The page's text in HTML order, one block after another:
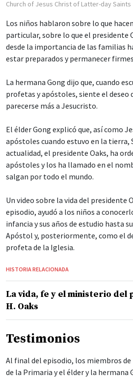
Church of Jesus Christ of Latter-day Saints
Los niños hablaron sobre lo que
particular, sobre lo que el presidente
desde la importancia de las familias
estar preparados y permanecer
La hermana Gong dijo que, cuando
profetas y apóstoles, siente el deseo
parecerse más a Jesucristo.
El élder Gong explicó que, así como
apóstoles cuando estuvo en la tierra,
actualidad, el presidente Oaks, ha
apóstoles y los ha llamado en el
salgan por todo el mundo.
Un video sobre la vida del presidente
episodio, ayudó a los niños a
infancia y sus años de estudio hasta
Apóstol y, posteriormente, como el
profeta de la Iglesia.
HISTORIA RELACIONADA
La vida, fe y el ministerio del
H. Oaks
Testimonios
Al final del episodio, los miembros de
de la Primaria y el élder y la hermana